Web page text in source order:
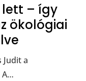
lett – így
ökológiai
Judit a
A…